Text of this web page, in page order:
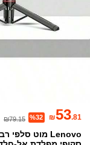
₪53.81
%32
₪79.15